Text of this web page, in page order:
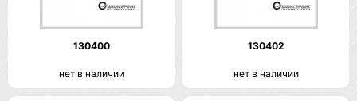
130400
нет в наличии
130402
нет в наличии